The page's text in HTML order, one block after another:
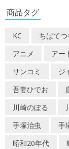
象:
商品タグ
KC ちばて
アニメ
アー
サンコミ
ジ
吾妻ひでお
川崎のぼる
手塚治虫
手
昭和20年代